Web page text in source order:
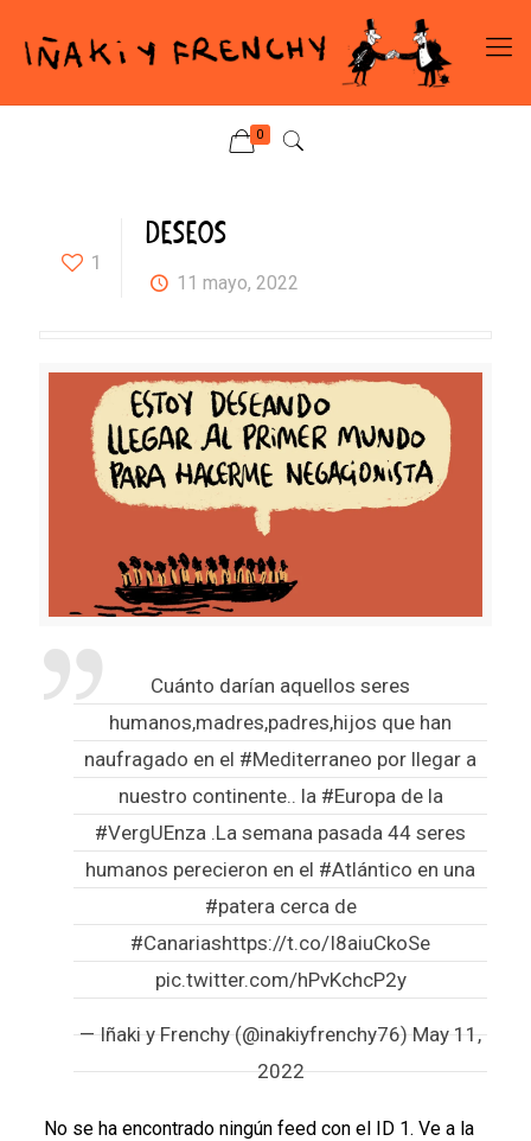
0
1
DESEOS
11 mayo, 2022
Cuánto darían aquellos seres
humanos,madres,padres,hijos que han
naufragado en el #Mediterraneo por llegar a
nuestro continente.. la #Europa de la
#VergUEnza .La semana pasada 44 seres
humanos perecieron en el #Atlántico en una
#patera cerca de
#Canariashttps://t.co/I8aiuCkoSe
pic.twitter.com/hPvKchcP2y
— Iñaki y Frenchy (@inakiyfrenchy76)May 11,
2022
No se ha encontrado ningún feed con el ID 1. Ve a la